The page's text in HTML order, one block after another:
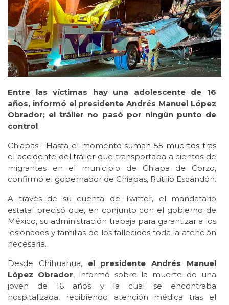
Entre las víctimas hay una adolescente de 16
años, informó el presidente Andrés Manuel López
Obrador; el tráiler no pasó por ningún punto de
control
Chiapas.- Hasta el momentosuman 55 muertos tras
el accidente del tráiler que transportaba a cientos de
migrantes en el municipio de Chiapa de Corzo,
confirmó el gobernador de Chiapas, Rutilio Escandón.
A través de su cuenta de Twitter, el mandatario
estatal precisó que, en conjunto con el gobierno de
México, su administración trabaja para garantizar a los
lesionados y familias de los fallecidos toda la atención
necesaria.
Desde Chihuahua, el presidente Andrés Manuel
López Obrador, informó sobre la muerte de una
joven de 16 años y la cual se encontraba
hospitalizada, recibiendo atención médica tras el